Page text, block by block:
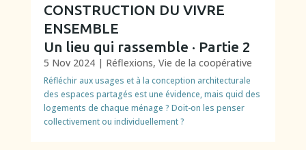
CONSTRUCTION DU VIVRE
ENSEMBLE
Un lieu qui rassemble · Partie 2
5 Nov 2024| Réflexions, Vie de la coopérative
Réfléchir aux usages et à la conception architecturale
des espaces partagés est une évidence, mais quid des
logements de chaque ménage ? Doit-on les penser
collectivement ou individuellement ?